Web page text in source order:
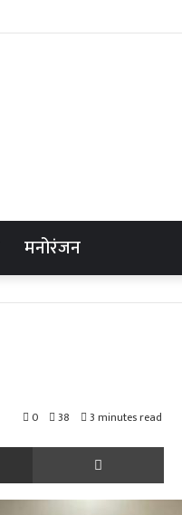
मनोरंजन
0 38 3 minutes read
Share via Email Print